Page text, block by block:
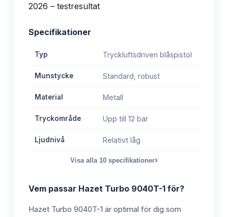
Specifikationer
Typ Tryckluftsdriven blåspistol
Munstycke Standard, robust
Material Metall
Tryckområde Upp till 12 bar
Ljudnivå Relativt låg
Visa alla 10 specifikationer›
Vem passar Hazet Turbo 9040T-1 för?
Hazet Turbo 9040T-1 är optimal för dig som